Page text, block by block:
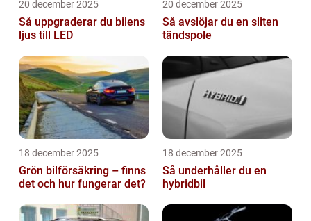
20 december 2025
Så uppgraderar du bilens
ljus till LED
20 december 2025
Så avslöjar du en sliten
tändspole
18 december 2025
Grön bilförsäkring – finns
det och hur fungerar det?
18 december 2025
Så underhåller du en
hybridbil